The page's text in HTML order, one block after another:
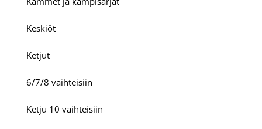
Keskiöt
Ketjut
6/7/8 vaihteisiin
Ketju 10 vaihteisiin